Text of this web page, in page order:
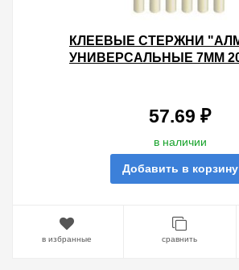
КЛЕЕВЫЕ СТЕРЖНИ
УНИВЕРСАЛЬНЫЕ 7ММ
57.69 ₽
в наличии
Добавить в корзину
в избранные сравнить